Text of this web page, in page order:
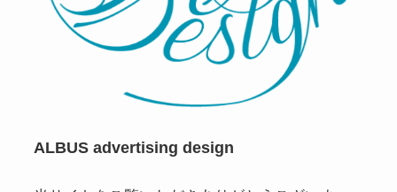
ALBUS advertising design